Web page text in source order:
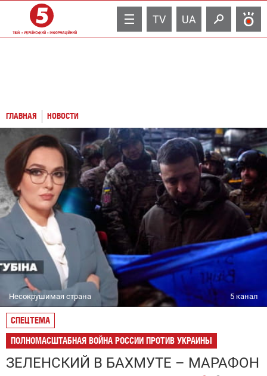
TV UA
ГЛАВНАЯ НОВОСТИ
Несокрушимая страна 5 канал
СПЕЦТЕМА
ПОЛНОМАСШТАБНАЯ ВОЙНА РОССИИ ПРОТИВ УКРАИНЫ
ЗЕЛЕНСКИЙ В БАХМУТЕ – МАРАФОН